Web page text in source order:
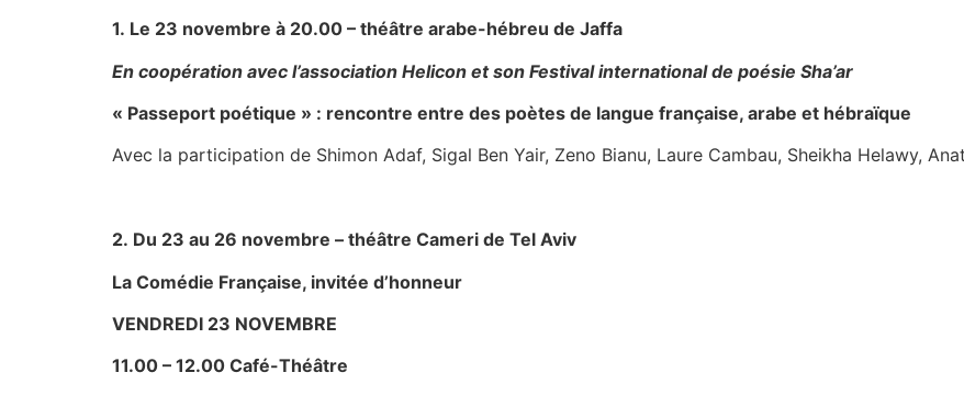
1. Le 23 novembre à 20.00 – théâtre arabe-hébreu de Jaffa
En coopération avec l’association Helicon et son Festival international de poésie Sha’ar
« Passeport poétique » : rencontre entre des poètes de langue française, arabe et hébraïque
Avec la participation de Shimon Adaf, Sigal Ben Yair, Zeno Bianu, Laure Cambau, Sheikha Helawy,
2. Du 23 au 26 novembre – théâtre Cameri de Tel Aviv
La Comédie Française, invitée d’honneur
VENDREDI 23 NOVEMBRE
11.00 – 12.00 Café-Théâtre